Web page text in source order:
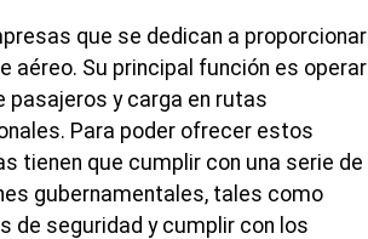
que se dedican a proporcionar
aéreo. Su principal función es operar
y carga en rutas
Para poder ofrecer estos
tienen que cumplir con una serie de
gubernamentales, tales como
de seguridad y cumplir con los